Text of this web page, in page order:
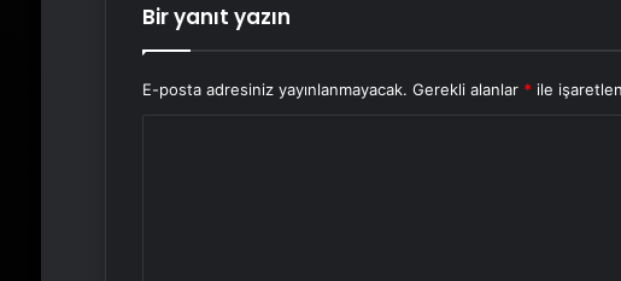
Bir yanıt yazın
E-posta adresiniz yayınlanmayacak. Gerekli alanlar * ile